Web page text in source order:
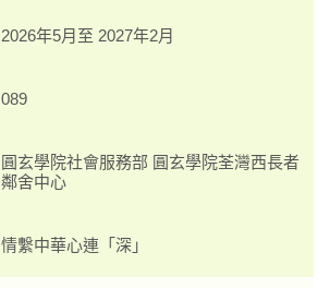
2026年5月至 2027年2月
089
圓玄學院社會服務部 圓玄學院荃灣西長者
鄰舍中心
情繫中華心連「深」